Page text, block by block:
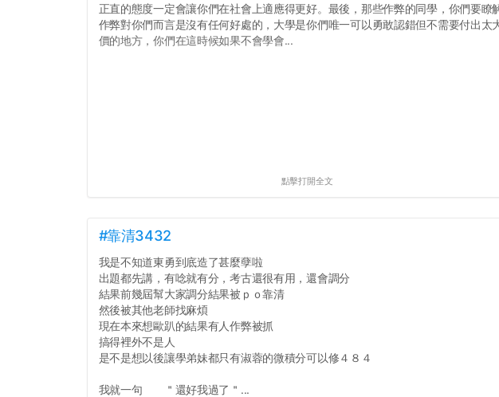
正直的態度一定會讓你們在社會上適應得更好。最後，那些作弊的同學，你們要瞭
作弊對你們而言是沒有任何好處的，大學是你們唯一可以勇敢認錯但不需要付出太
價的地方，你們在這時候如果不會學會...
點擊打開全文
#靠清3432
我是不知道東勇到底造了甚麼孽啦
出題都先講，有唸就有分，考古還很有用，還會調分
結果前幾屆幫大家調分結果被ｐｏ靠清
然後被其他老師找麻煩
現在本來想歐趴的結果有人作弊被抓
搞得裡外不是人
是不是想以後讓學弟妹都只有淑蓉的微積分可以修４８４
我就一句 ＂還好我過了＂...